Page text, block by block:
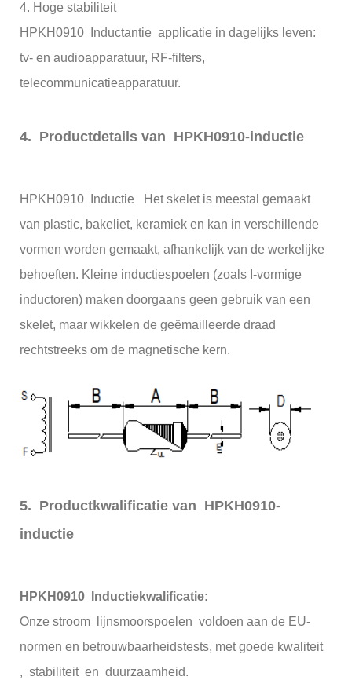
4. Hoge stabiliteit
HPKH0910 Inductantie applicatie in dagelijks leven:
tv- en audioapparatuur, RF-filters,
telecommunicatieapparatuur.
4. Productdetails van HPKH0910-inductie
HPKH0910 Inductie Het skelet is meestal gemaakt
van plastic, bakeliet, keramiek en kan in verschillende
vormen worden gemaakt, afhankelijk van de werkelijke
behoeften. Kleine inductiespoelen (zoals I-vormige
inductoren) maken doorgaans geen gebruik van een
skelet, maar wikkelen de geëmailleerde draad
rechtstreeks om de magnetische kern.
5. Productkwalificatie van HPKH0910-
inductie
HPKH0910 Inductiekwalificatie:
Onze stroom lijnsmoorspoelen voldoen aan de EU-
normen en betrouwbaarheidstests, met goede kwaliteit
, stabiliteit en duurzaamheid.